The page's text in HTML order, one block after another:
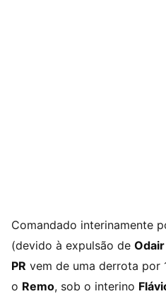
Comandado interinamente
(devido à expulsão de
PR vem de uma derrota por
o Remo, sob o interino